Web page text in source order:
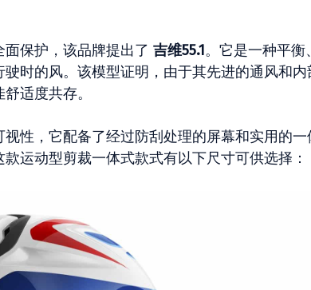
保护，该品牌提出了 吉维55.1。它是一种平衡
时的风。该模型证明，由于其先进的通风和内
适度共存。
性，它配备了经过防刮处理的屏幕和实用的一
运动型剪裁一体式款式有以下尺寸可供选择：